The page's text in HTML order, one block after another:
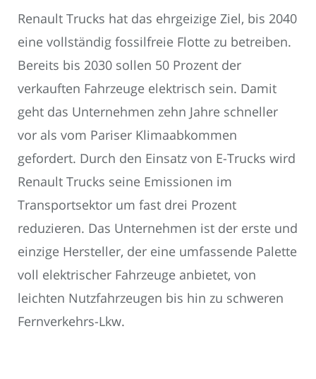
Renault Trucks hat das ehrgeizige Ziel, bis 2040
eine vollständig fossilfreie Flotte zu betreiben.
Bereits bis 2030 sollen 50 Prozent der
verkauften Fahrzeuge elektrisch sein. Damit
geht das Unternehmen zehn Jahre schneller
vor als vom Pariser Klimaabkommen
gefordert. Durch den Einsatz von E-Trucks wird
Renault Trucks seine Emissionen im
Transportsektor um fast drei Prozent
reduzieren. Das Unternehmen ist der erste und
einzige Hersteller, der eine umfassende Palette
voll elektrischer Fahrzeuge anbietet, von
leichten Nutzfahrzeugen bis hin zu schweren
Fernverkehrs-Lkw.